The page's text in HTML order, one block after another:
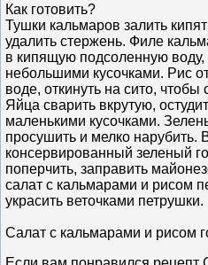
Как готовить?
Тушки кальмаров залить
удалить стержень. Филе
в кипящую подсоленную воду,
небольшими кусочками. Рис
воде, откинуть на сито, чтобы
Яйца сварить вкрутую,
маленькими кусочками.
просушить и мелко нарубить.
консервированный зеленый
поперчить, заправить
салат с кальмарами и рисом
украсить веточками петрушки.
Салат с кальмарами и рисом